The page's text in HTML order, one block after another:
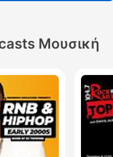
Μουσική